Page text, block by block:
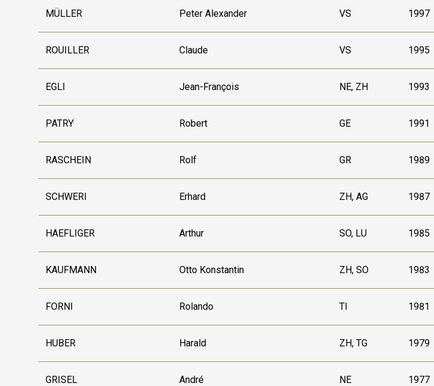
MÜLLER Peter Alexander VS 1997
ROUILLER Claude VS 1995
EGLI Jean-François NE, ZH 1993
PATRY Robert GE 1991
RASCHEIN Rolf GR 1989
SCHWERI Erhard ZH, AG 1987
HAEFLIGER Arthur SO, LU 1985
KAUFMANN Otto Konstantin ZH, SO 1983
FORNI Rolando TI 1981
HUBER Harald ZH, TG 1979
GRISEL André NE 1977